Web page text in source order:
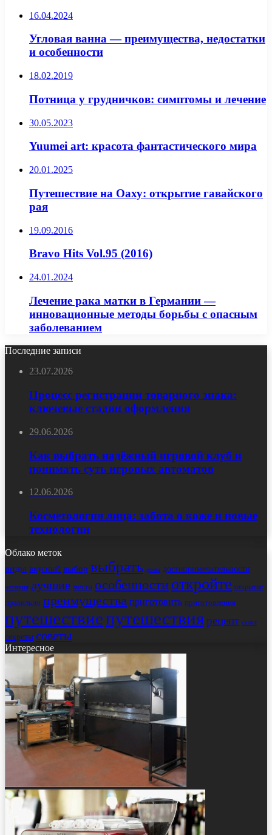
16.04.2024
Угловая ванна — преимущества, недостатки
и особенности
18.02.2019
Потница у грудничков: симптомы и лечение
30.05.2023
Yuumei art: красота фантастического мира
20.01.2025
Путешествие на Оаху: открытие гавайского
рая
19.09.2016
Bravo Hits Vol.95 (2016)
24.01.2024
Лечение рака матки в Германии —
инновационные методы борьбы с опасным
заболеванием
Последние записи
23.07.2026
Процесс регистрации товарного знака:
ключевые стадии оформления
29.06.2026
Как выбрать надёжный игровой клуб и
понимать суть игровых автоматов
12.06.2026
Косметология лица: забота о коже и новые
технологии
Облако меток
виды вкусный выбор выбрать дома достопримечательности
история лучшие места особенности откройте открытие
правильно преимущества приготовить приготовления
путешествиепутешествиярецепт салат
секреты советы
Интересное